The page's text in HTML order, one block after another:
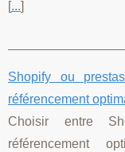
[...]
Shopify ou
référencement
Choisir entre
référencement